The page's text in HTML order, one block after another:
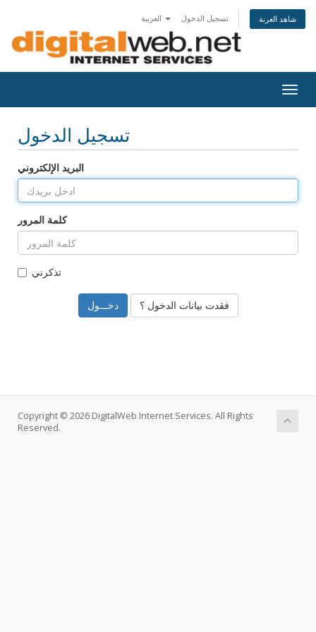
تسجيل الدخول شاهد العربة
تسجيل الدخول
البريد الإلكتروني
كلمة المرور
تذكرني
فقدت بيانات الدخول ؟
Copyright © 2026 DigitalWeb Internet Services. All Rights
Reserved.